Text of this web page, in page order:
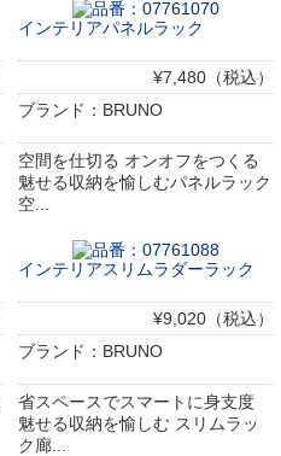
インテリアパネルラック
¥7,480（税込）
ブランド：BRUNO
空間を仕切る オンオフをつくる
魅せる収納を愉しむパネルラック
空...
インテリアスリムラダーラック
¥9,020（税込）
ブランド：BRUNO
省スペースでスマートに身支度
魅せる収納を愉しむ スリムラッ
ク廊...